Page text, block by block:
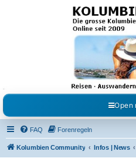
Kolumbienforum - Das
grosse Forum der
Freunde Kolumbiens
Reisen, Auswandern, Kultur, Politik,
Austausch, Erfahrungen und Gemeinschaft
Open
FAQ Forenregeln
Kolumbien Community Infos | News